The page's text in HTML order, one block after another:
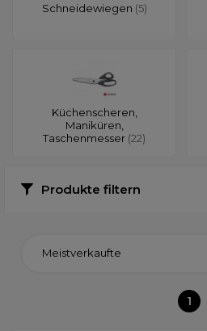
Schneidewiegen (5)
Küchenscheren,
Maniküren,
Taschenmesser (22)
Produkte filtern
Meistverkaufte
1